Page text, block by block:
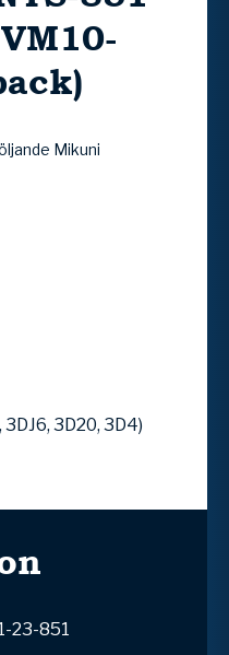
Mikuni
3DJ6, 3D20, 3D4)
23-851